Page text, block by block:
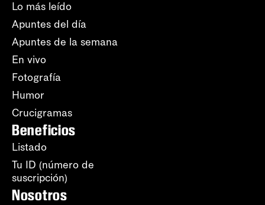
Lo más leído
Apuntes del día
Apuntes de la semana
En vivo
Fotografía
Humor
Crucigramas
Beneficios
Listado
Tu ID (número de
suscripción)
Nosotros